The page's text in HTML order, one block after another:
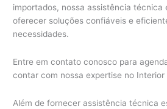
importados, nossa assistência técnica
oferecer soluções confiáveis e
necessidades.
Entre em contato conosco para
contar com nossa expertise no Interior
Além de fornecer assistência técnica